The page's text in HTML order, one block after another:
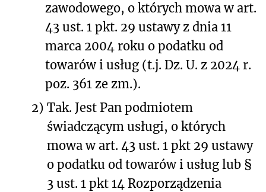
zawodowego, o których mowa w art.
43 ust. 1 pkt. 29 ustawy z dnia 11
marca 2004 roku o podatku od
towarów i usług (t.j. Dz. U. z 2024 r.
poz. 361 ze zm.).
2) Tak. Jest Pan podmiotem
świadczącym usługi, o których
mowa w art. 43 ust. 1 pkt 29 ustawy
o podatku od towarów i usług lub §
3 ust. 1 pkt 14 Rozporządzenia